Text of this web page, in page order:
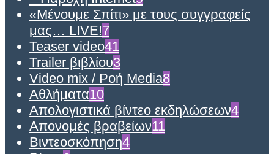
«Μένουμε Σπίτι» με τους συγγραφείς
μας… LIVE!7
Teaser video41
Trailer βιβλίου3
Video mix / Ροή Media8
Αθλήματα10
Απολογιστικά βίντεο εκδηλώσεων4
Απονομές βραβείων11
Βιντεοσκόπηση4